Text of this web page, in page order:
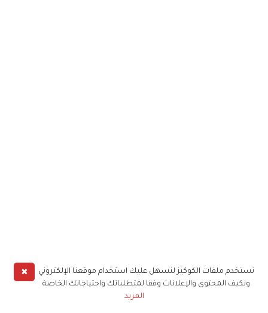
✖
نستخدم ملفات الكوكيز لنسهل عليك استخدام موقعنا الإلكتروني
ونكيف المحتوى والإعلانات وفقا لمتطلباتك واحتياجاتك الخاصة
المزيد